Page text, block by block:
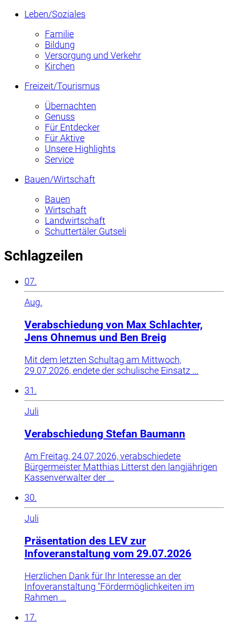
Leben/Soziales
Familie
Bildung
Versorgung und Verkehr
Kirchen
Freizeit/Tourismus
Übernachten
Genuss
Für Entdecker
Für Aktive
Unsere Highlights
Service
Bauen/Wirtschaft
Bauen
Wirtschaft
Landwirtschaft
Schuttertäler Gutseli
Schlagzeilen
07.
Aug.
Verabschiedung von Max Schlachter,
Jens Ohnemus und Ben Breig
Mit dem letzten Schultag am Mittwoch,
29.07.2026, endete der schulische Einsatz ...
31.
Juli
Verabschiedung Stefan Baumann
Am Freitag, 24.07.2026, verabschiedete
Bürgermeister Matthias Litterst den langjährigen
Kassenverwalter der ...
30.
Juli
Präsentation des LEV zur
Infoveranstaltung vom 29.07.2026
Herzlichen Dank für Ihr Interesse an der
Infoveranstaltung "Fördermöglichkeiten im
Rahmen ...
17.